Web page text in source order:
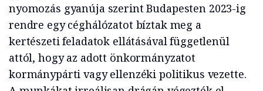
nyomozás gyanúja szerint Budapesten 2023-ig
rendre egy céghálózatot bíztak meg a
kertészeti feladatok ellátásával függetlenül
attól, hogy az adott önkormányzatot
kormánypárti vagy ellenzéki politikus vezette.